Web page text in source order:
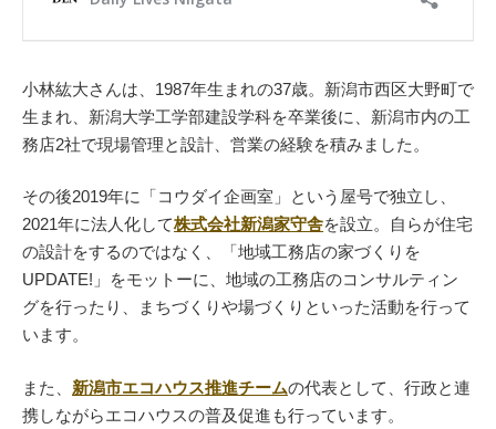
小林紘大さんは、1987年生まれの37歳。新潟市西区大野町で
生まれ、新潟大学工学部建設学科を卒業後に、新潟市内の工
務店2社で現場管理と設計、営業の経験を積みました。
その後2019年に「コウダイ企画室」という屋号で独立し、
2021年に法人化して株式会社新潟家守舎を設立。自らが住宅
の設計をするのではなく、「地域工務店の家づくりを
UPDATE!」をモットーに、地域の工務店のコンサルティン
グを行ったり、まちづくりや場づくりといった活動を行って
います。
また、 新潟市エコハウス推進チームの代表として、行政と連
携しながらエコハウスの普及促進も行っています。